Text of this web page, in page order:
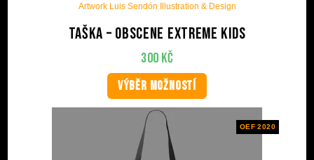
Artwork Luis Sendón Illustration & Design
Taška – Obscene Extreme Kids
300 Kč
VÝBĚR MOŽNOSTÍ
OEF 2020